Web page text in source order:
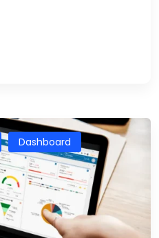
Dashboard